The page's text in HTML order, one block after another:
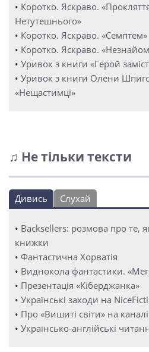
• Коротко. Яскраво.
Нетутешнього»
• Коротко. Яскраво. «Семптем»
• Коротко. Яскраво.
• Уривок з книги «Герой
• Уривок з книги Олени
«Нещастимці»
♫ Не тільки тексти
Дивись Слухай
• Backsellers: розмова про те,
книжки
• Фантастична Хорватія
• Виднокола фантастики.
• Презентація «Кіберджанка»
• Українські заходи на
• Про «Вишиті світи» на
• Українсько-англійські